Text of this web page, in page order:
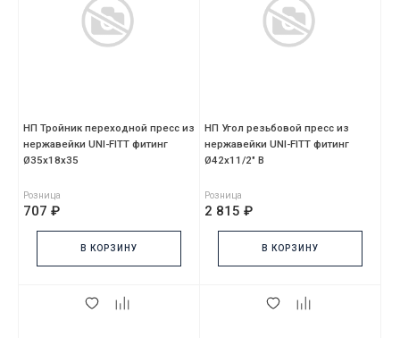
НП Тройник переходной пресс из
нержавейки UNI-FITT фитинг
Ø35х18х35
Розница
707 ₽
В КОРЗИНУ
НП Угол резьбовой пресс из
нержавейки UNI-FITT фитинг
Ø42x11/2" В
Розница
2 815 ₽
В КОРЗИНУ